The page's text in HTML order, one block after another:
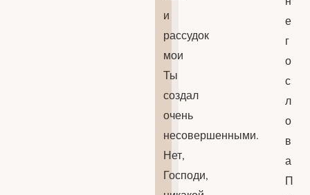
и
рассудок
мои
Ты
создал
очень
несовершенными.
Нет,
Господи,
е
г
о
с
л
о
в
а
П